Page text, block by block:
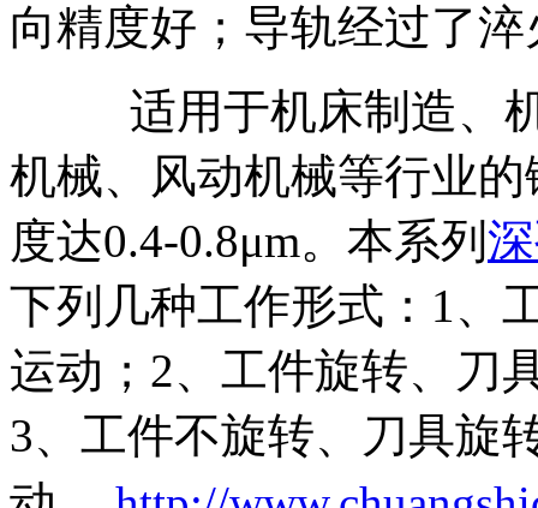
向精度好；导轨经过了
适用于机床制造、机
机械、风动机械等行业
度达0.4-0.8μm。本系列
下列几种工作形式：1、
运动；2、工件旋转、刀
3、工件不旋转、刀具旋